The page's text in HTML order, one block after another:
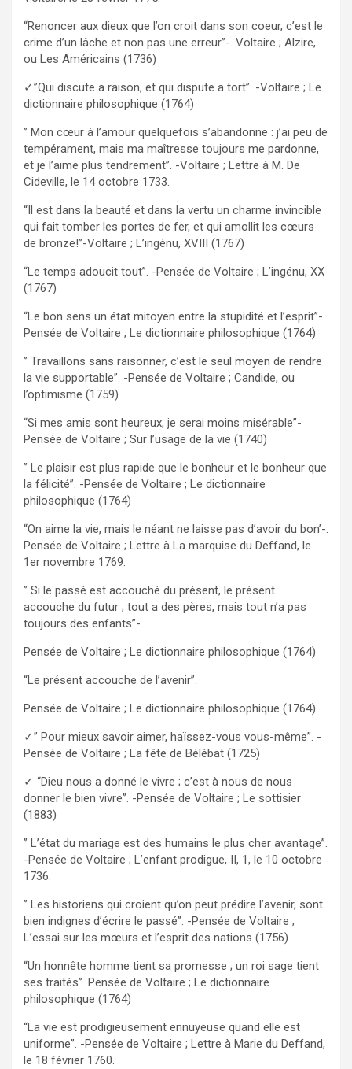
“Renoncer aux dieux que l’on croit dans son coeur, c’est le
crime d’un lâche et non pas une erreur”-. Voltaire ; Alzire,
ou Les Américains (1736)
✓”Qui discute a raison, et qui dispute a tort”. -Voltaire ; Le
dictionnaire philosophique (1764)
” Mon cœur à l’amour quelquefois s’abandonne : j’ai peu de
tempérament, mais ma maîtresse toujours me pardonne,
et je l’aime plus tendrement”. -Voltaire ; Lettre à M. De
Cideville, le 14 octobre 1733.
“Il est dans la beauté et dans la vertu un charme invincible
qui fait tomber les portes de fer, et qui amollit les cœurs
de bronze!”-Voltaire ; L’ingénu, XVIII (1767)
“Le temps adoucit tout”. -Pensée de Voltaire ; L’ingénu, XX
(1767)
“Le bon sens un état mitoyen entre la stupidité et l’esprit”-.
Pensée de Voltaire ; Le dictionnaire philosophique (1764)
” Travaillons sans raisonner, c’est le seul moyen de rendre
la vie supportable”. -Pensée de Voltaire ; Candide, ou
l’optimisme (1759)
“Si mes amis sont heureux, je serai moins misérable”-
Pensée de Voltaire ; Sur l’usage de la vie (1740)
” Le plaisir est plus rapide que le bonheur et le bonheur que
la félicité”. -Pensée de Voltaire ; Le dictionnaire
philosophique (1764)
“On aime la vie, mais le néant ne laisse pas d’avoir du bon’-.
Pensée de Voltaire ; Lettre à La marquise du Deffand, le
1er novembre 1769.
” Si le passé est accouché du présent, le présent
accouche du futur ; tout a des pères, mais tout n’a pas
toujours des enfants”-.
Pensée de Voltaire ; Le dictionnaire philosophique (1764)
“Le présent accouche de l’avenir”.
Pensée de Voltaire ; Le dictionnaire philosophique (1764)
✓” Pour mieux savoir aimer, haïssez-vous vous-même”. -
Pensée de Voltaire ; La fête de Bélébat (1725)
✓ “Dieu nous a donné le vivre ; c’est à nous de nous
donner le bien vivre”. -Pensée de Voltaire ; Le sottisier
(1883)
” L’état du mariage est des humains le plus cher avantage”.
-Pensée de Voltaire ; L’enfant prodigue, II, 1, le 10 octobre
1736.
” Les historiens qui croient qu’on peut prédire l’avenir, sont
bien indignes d’écrire le passé”. -Pensée de Voltaire ;
L’essai sur les mœurs et l’esprit des nations (1756)
“Un honnête homme tient sa promesse ; un roi sage tient
ses traités”. Pensée de Voltaire ; Le dictionnaire
philosophique (1764)
“La vie est prodigieusement ennuyeuse quand elle est
uniforme”. -Pensée de Voltaire ; Lettre à Marie du Deffand,
le 18 février 1760.